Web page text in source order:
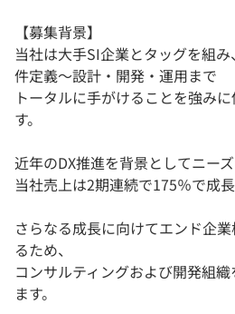
【募集背景】
当社は大手SI企業とタッグを組
件定義～設計・開発・運用まで
トータルに手がけることを強み
す。
近年のDX推進を背景としてニーズ
当社売上は2期連続で175％で成長
さらなる成長に向けてエンド企
るため、
コンサルティングおよび開発組
ます。